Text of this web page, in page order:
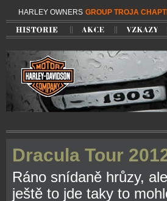
HARLEY OWNERS GROUP TROJA
Dracula Tour
Ráno snídaně hrůzy,
ještě to jde taky to